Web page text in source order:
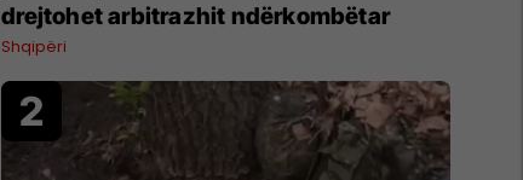
drejtohet arbitrazhit ndërkombëtar
Shqipëri